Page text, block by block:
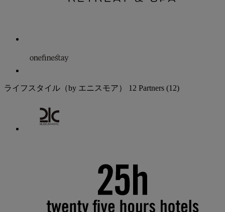
ライフスタイル（by エニスモア） 12 Partners (12)